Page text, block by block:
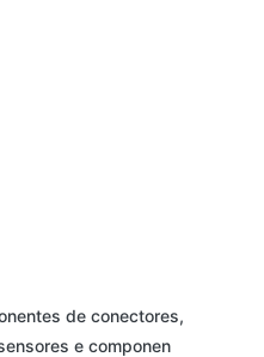
de conectores,
e componen